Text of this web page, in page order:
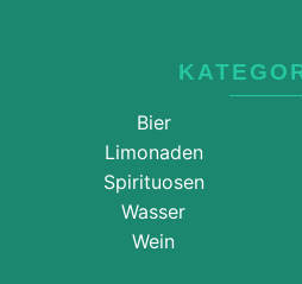
Bier
Limonaden
Spirituosen
Wasser
Wein